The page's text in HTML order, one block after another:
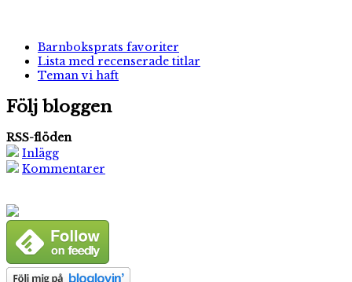
Barnboksprats favoriter
Lista med recenserade titlar
Teman vi haft
Följ bloggen
RSS-flöden
Inlägg
Kommentarer